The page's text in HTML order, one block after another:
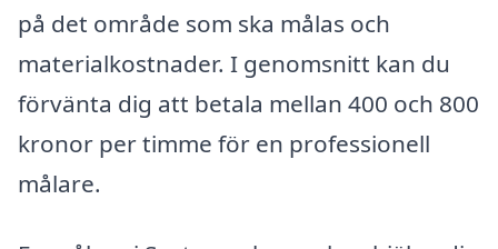
på det område som ska målas och
materialkostnader. I genomsnitt kan du
förvänta dig att betala mellan 400 och 800
kronor per timme för en professionell
målare.